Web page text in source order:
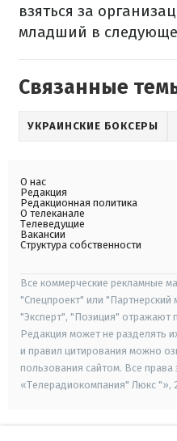
взяться за
младший в
Связанные
УКРАИНСКИЕ БОКСЕРЫ
О нас
Редакция
Редакционная политика
О телеканале
Телеведущие
Вакансии
Структура собственности
Все коммерческие рекламные
"Спецпроект" или
"Эксперт", "Позиция" отражают
Редакция может не разделять
и правил цитирования можно
пользования сайтом. Все
«Телерадиокомпания" Люкс "»,